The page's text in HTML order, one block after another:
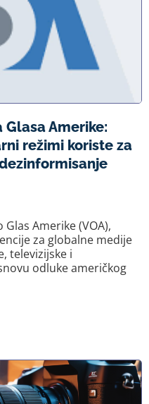
Amerike:
režimi koriste za
Amerike (VOA),
za globalne medije
televizijske i
odluke američkog